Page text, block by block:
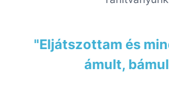
"Eljátszottam és
ámult,